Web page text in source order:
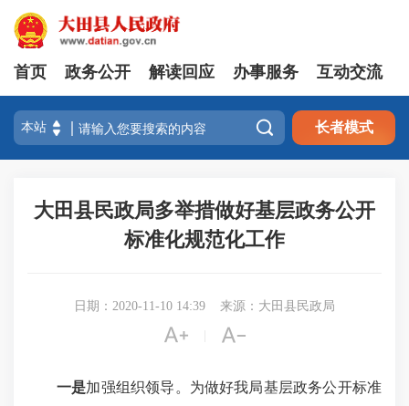
首页 政务公开 解读回应 办事服务 互动交流
 长者模式
大田县民政局多举措做好基层政务公开
标准化规范化工作
日期：2020-11-10 14:39 来源：大田县民政局
 
一是加强组织领导。为做好我局基层政务公开标准